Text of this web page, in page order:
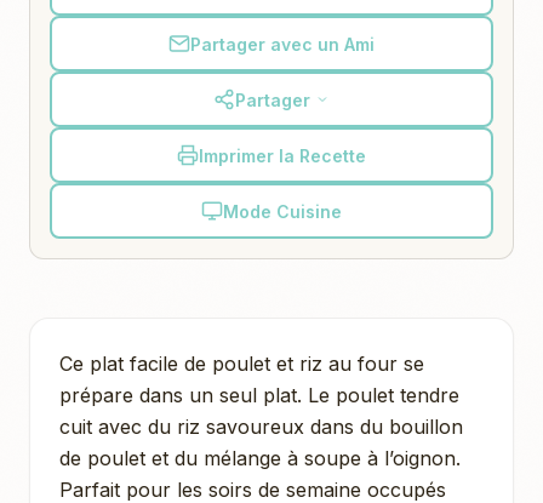
Partager avec un Ami
Partager
Imprimer la Recette
Mode Cuisine
Ce plat facile de poulet et riz au four se
prépare dans un seul plat. Le poulet tendre
cuit avec du riz savoureux dans du bouillon
de poulet et du mélange à soupe à l’oignon.
Parfait pour les soirs de semaine occupés